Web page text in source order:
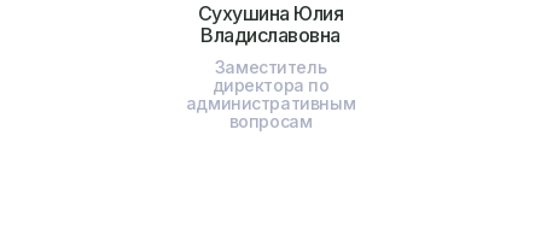
Сухушина Юлия
Владиславовна
Заместитель
директора по
административным
вопросам